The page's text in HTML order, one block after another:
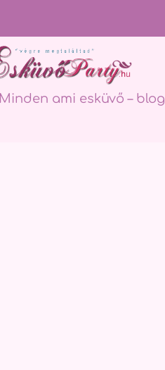
Minden ami esküvő – blog